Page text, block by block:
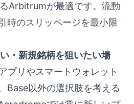
Arbitrumが最適です。流動
時のスリッページを最小限
・新規銘柄を狙いたい場
プリやスマートウォレット
Base以外の選択肢を考える